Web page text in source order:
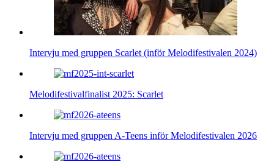
Intervju med gruppen Scarlet (inför Melodifestivalen 2024)
Melodifestivalfinalist 2025: Scarlet
Intervju med gruppen A-Teens inför Melodifestivalen 2026